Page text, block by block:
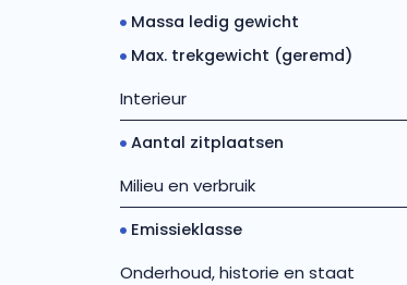
Massa ledig gewicht
Max. trekgewicht (geremd)
Interieur
Aantal zitplaatsen
Milieu en verbruik
Emissieklasse
Onderhoud, historie en staat